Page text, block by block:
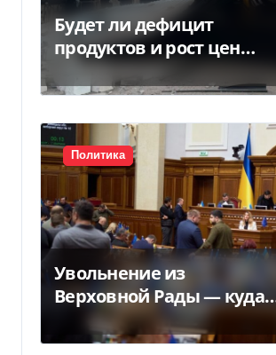
Будет ли дефицит
продуктов и рост цен
после российских ударов
по складам
Политика
Увольнение из
Верховной Рады — куда
исчез 71 народный
депутат за семь лет